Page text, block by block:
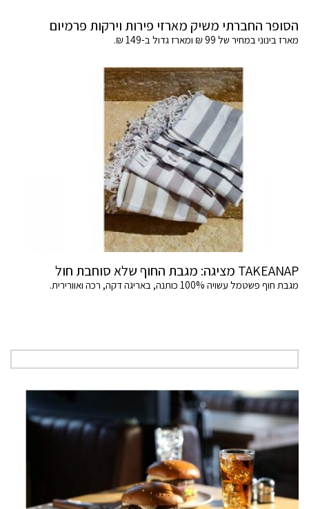
הסופר החברתי משיק מארזי פירות וירקות פרמיום
מארז בינוני במחיר של 99 ₪ ומארז גדול ב-149 ₪.
TAKEANAP מציגה: מגבת החוף שלא סוחבת חול
מגבת חוף פשטמל עשויה 100% כותנה, באריגה דקה, רכה ואוורירית.